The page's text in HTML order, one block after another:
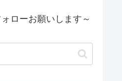
ローお願いします～